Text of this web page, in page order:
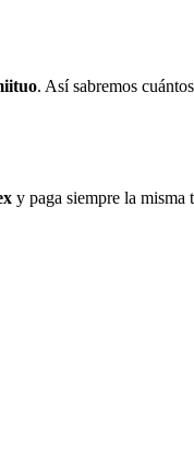
. Así sabremos
y paga siempre la misma